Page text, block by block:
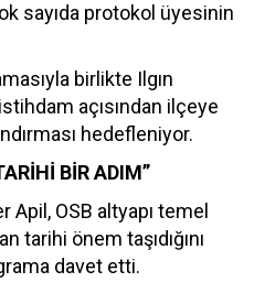
sayıda protokol üyesinin
birlikte Ilgın
açısından ilçeye
hedefleniyor.
BİR ADIM”
Apil, OSB altyapı temel
tarihi önem taşıdığını
davet etti.